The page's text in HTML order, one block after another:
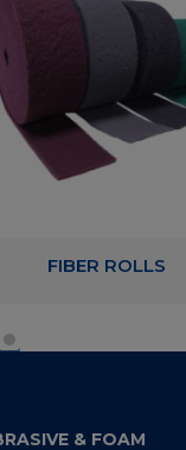
FIBER ROLLS
& FOAM